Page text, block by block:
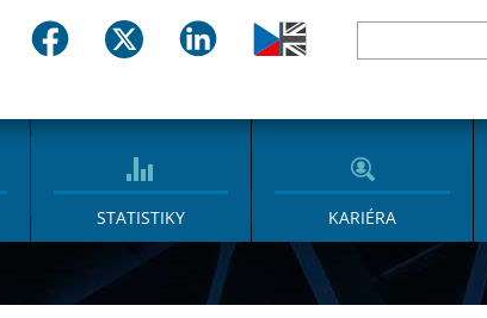
STATISTIKY KARIÉRA